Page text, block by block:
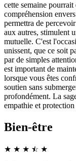
cette semaine
compréhension
permettra de
aux autres, stimulent
mutuelle. C'est
unissent, que ce soit
par de simples
est important de
lorsque vous êtes
soutien sans
profondément. La
empathie et
Bien-être
★ ★ ★ ☆
★ ★